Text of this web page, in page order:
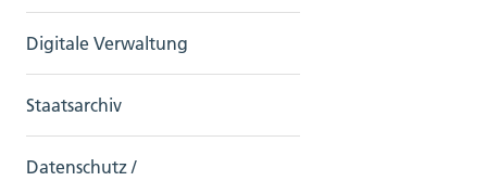
Digitale Verwaltung
Staatsarchiv
Datenschutz /